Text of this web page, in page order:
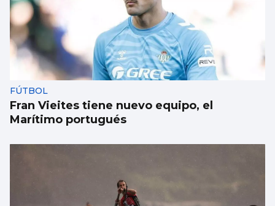
FÚTBOL
Fran Vieites tiene nuevo equipo, el
Marítimo portugués